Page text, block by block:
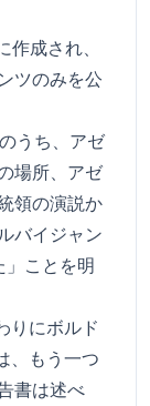
成され、
ツのみを公
うち、アゼ
場所、アゼ
領の演説か
バイジャン
」ことを明
りにボルド
、もう一つ
書は述べ